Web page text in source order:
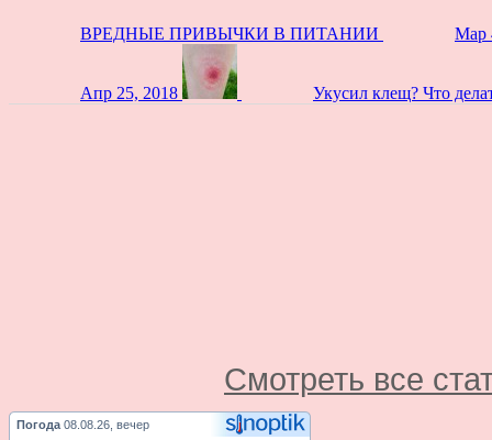
ВРЕДНЫЕ ПРИВЫЧКИ В ПИТАНИИ Мар
Апр 25, 2018 Укусил клещ? Что
Смотреть все
Погода 08.08.26, вечер